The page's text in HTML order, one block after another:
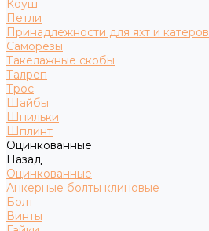
Коуш
Петли
Принадлежности для яхт и катеров
Саморезы
Такелажные скобы
Талреп
Трос
Шайбы
Шпильки
Шплинт
Оцинкованные
Назад
Оцинкованные
Анкерные болты клиновые
Болт
Винты